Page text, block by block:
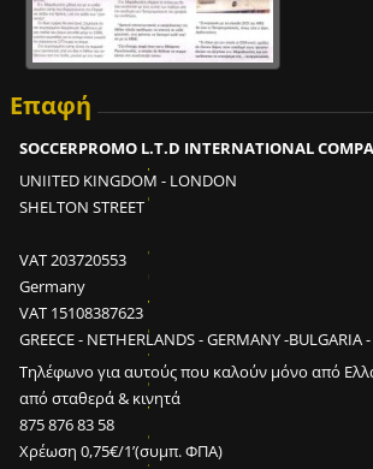
Ε
ν
α
δ
ν
α
τ
ό
ν
σ
ε
Επαφή
SOCCERPROMO L.T.D INTERNATIONAL
UNIITED KINGDOM - LONDON
SHELTON STREET
VAT 203720553
Germany
VAT 15108387623
GREECE - NETHERLANDS - GERMANY -BULGARIA -
Τηλέφωνο για αυτούς που καλούν μόνο από
από σταθερά & κινητά
875 876 83 58
Χρέωση 0,75€/1’(συμπ. ΦΠΑ)